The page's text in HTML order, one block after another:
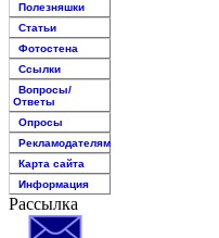
Полезняшки
Статьи
Фотостена
Ссылки
Вопросы/
Ответы
Опросы
Рекламодателям
Карта сайта
Информация
Рассылка